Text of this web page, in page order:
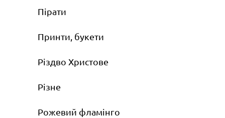
Пірати
Принти, букети
Різдво Христове
Різне
Рожевий фламінго